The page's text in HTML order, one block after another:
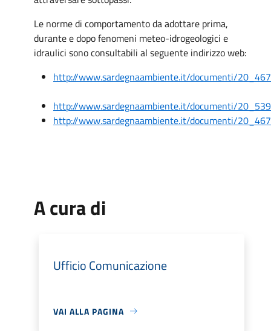
Le norme di comportamento da adottare prima,
durante e dopo fenomeni meteo-idrogeologici e
idraulici sono consultabili al seguente indirizzo web:
http://www.sardegnaambiente.it/documenti/
http://www.sardegnaambiente.it/documenti/
http://www.sardegnaambiente.it/documenti/
A cura di
Ufficio Comunicazione
VAI ALLA PAGINA